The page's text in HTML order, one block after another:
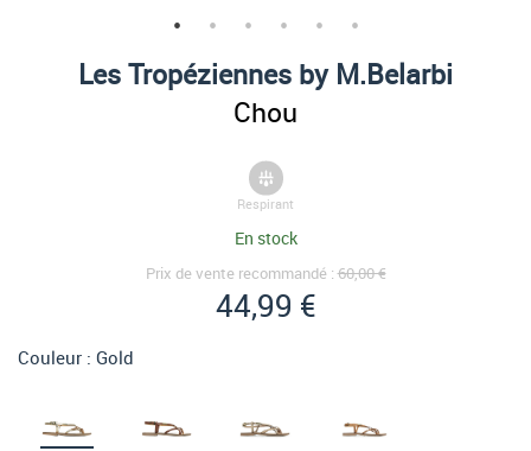
Les Tropéziennes by M.Belarbi
Chou
Respirant
En stock
Prix de vente recommandé :60,00 €
44,99 €
Couleur : Gold